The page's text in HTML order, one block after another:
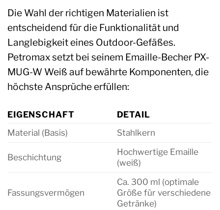
Die Wahl der richtigen Materialien ist
entscheidend für die Funktionalität und
Langlebigkeit eines Outdoor-Gefäßes.
Petromax setzt bei seinem Emaille-Becher PX-
MUG-W Weiß auf bewährte Komponenten, die
höchste Ansprüche erfüllen:
EIGENSCHAFT
DETAIL
Material (Basis)
Stahlkern
Beschichtung
Hochwertige Emaille
(weiß)
Fassungsvermögen
Ca. 300 ml (optimale
Größe für verschiedene
Getränke)